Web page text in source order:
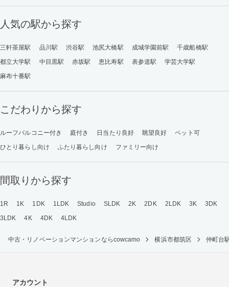
人気の駅から探す
三軒茶屋駅 品川駅 渋谷駅 池尻大橋駅 成城学園前駅
千歳船橋駅
都立大学駅
中目黒駅 赤坂駅 恵比寿駅 表参道駅
学芸大学駅
麻布十番駅
こだわりから探す
ルーフバルコニー付き 庭付き 日当たり良好 眺望良好
ペット可
ひとり暮らし向け
ふたり暮らし向け ファミリー向け
間取りから探す
1R 1K 1DK 1LDK Studio SLDK 2K 2DK 2LDK 3K
3DK
3LDK
4K 4DK 4LDK
中古・リノベーションマンションならcowcamo 横浜市都筑区 仲町台
アカウント